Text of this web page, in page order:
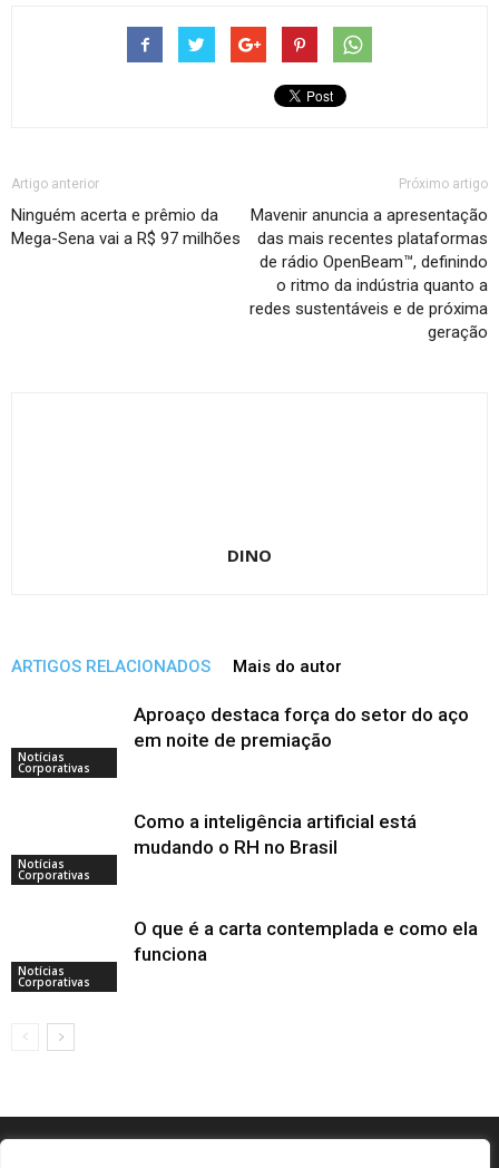
Artigo anterior
Ninguém acerta e prêmio da
Mega-Sena vai a R$ 97 milhões
Próximo artigo
Mavenir anuncia a apresentação
das mais recentes plataformas
de rádio OpenBeam™, definindo
o ritmo da indústria quanto a
redes sustentáveis e de próxima
geração
DINO
ARTIGOS RELACIONADOS Mais do autor
Notícias
Corporativas
Aproaço destaca força do setor do aço
em noite de premiação
Notícias
Corporativas
Como a inteligência artificial está
mudando o RH no Brasil
Notícias
Corporativas
O que é a carta contemplada e como ela
funciona